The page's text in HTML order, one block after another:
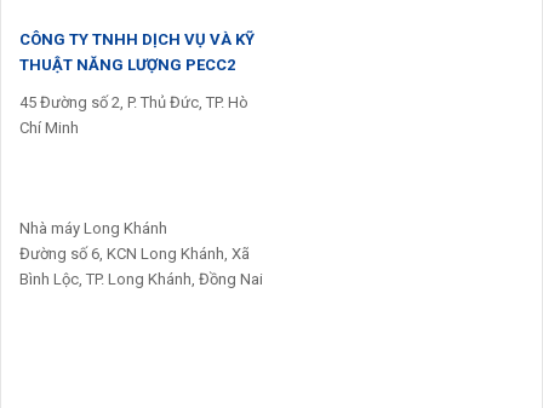
CÔNG TY TNHH DỊCH VỤ VÀ KỸ
THUẬT NĂNG LƯỢNG PECC2
45 Đường số 2, P. Thủ Đức, TP. Hò
Chí Minh
Nhà máy Long Khánh
Đường số 6, KCN Long Khánh, Xã
Bình Lộc, TP. Long Khánh, Đồng Nai